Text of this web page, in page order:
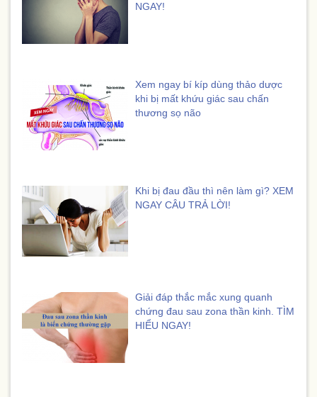
NGAY!
Xem ngay bí kíp dùng thảo dược
khi bị mất khứu giác sau chấn
thương sọ não
Khi bị đau đầu thì nên làm gì? XEM
NGAY CÂU TRẢ LỜI!
Giải đáp thắc mắc xung quanh
chứng đau sau zona thần kinh. TÌM
HIỂU NGAY!